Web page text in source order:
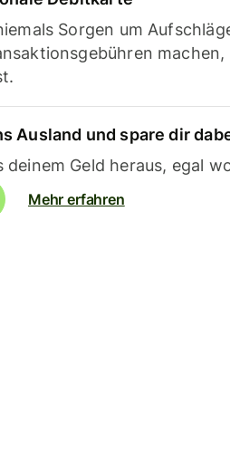
Sorgen um
Ausland und spare dir
deinem Geld heraus, egal
Mehr erfahren